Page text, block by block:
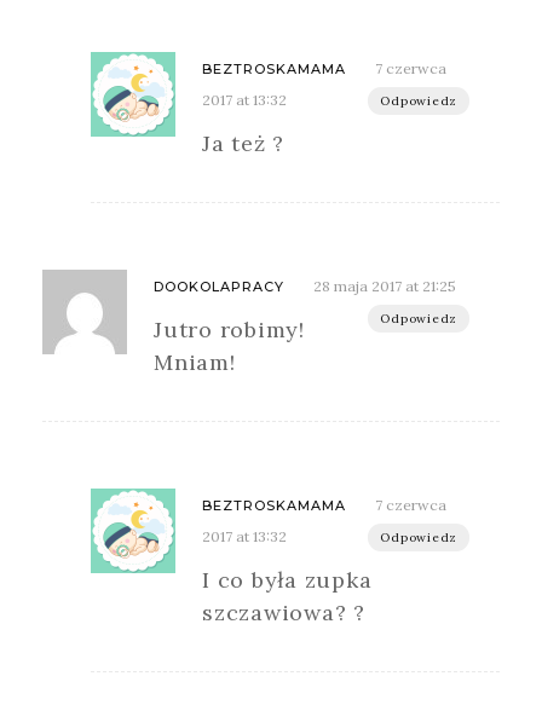
BEZTROSKAMAMA
7 czerwca
2017 at 13:32
Odpowiedz
Ja też ?
DOOKOLAPRACY 28 maja 2017 at 21:25
Odpowiedz
Jutro robimy!
Mniam!
BEZTROSKAMAMA
7 czerwca
2017 at 13:32
Odpowiedz
I co była zupka
szczawiowa? ?